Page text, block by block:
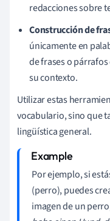
redacciones sobre
Construcción de
únicamente en
de frases o
su contexto.
Utilizar estas
vocabulario, sino que
lingüística general.
Por ejemplo, si
(perro), puedes
imagen de un